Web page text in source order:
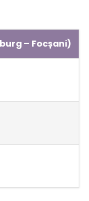
– Focșani)